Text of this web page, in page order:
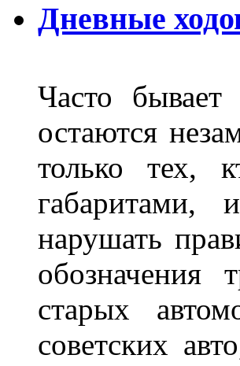
Дневные
Часто
остаются
только тех,
габаритами,
нарушать
обозначения
старых
советских